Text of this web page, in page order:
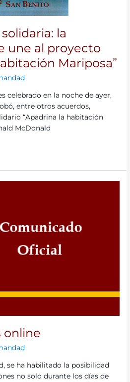
la
une al proyecto
Mariposa”
celebrado en la noche de ayer,
entre otros acuerdos,
“Apadrina la habitación
McDonald
online
se ha habilitado la posibilidad
no solo durante los días de